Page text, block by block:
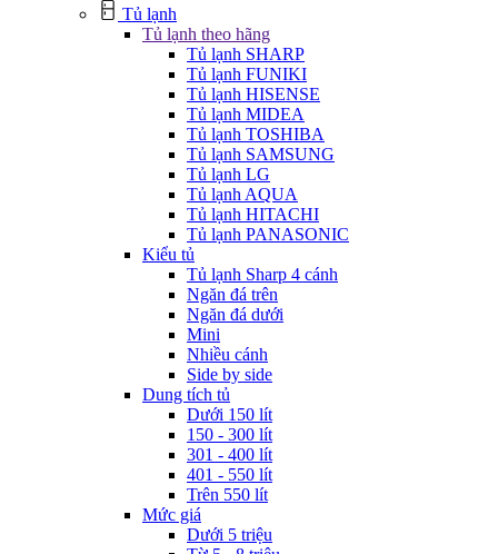
Tủ lạnh
Tủ lạnh theo hãng
Tủ lạnh SHARP
Tủ lạnh FUNIKI
Tủ lạnh HISENSE
Tủ lạnh MIDEA
Tủ lạnh TOSHIBA
Tủ lạnh SAMSUNG
Tủ lạnh LG
Tủ lạnh AQUA
Tủ lạnh HITACHI
Tủ lạnh PANASONIC
Kiểu tủ
Tủ lạnh Sharp 4 cánh
Ngăn đá trên
Ngăn đá dưới
Mini
Nhiều cánh
Side by side
Dung tích tủ
Dưới 150 lít
150 - 300 lít
301 - 400 lít
401 - 550 lít
Trên 550 lít
Mức giá
Dưới 5 triệu